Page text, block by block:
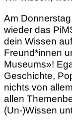
Am
wieder das
dein Wissen
Freund*innen
Museums»!
Geschichte,
nichts von
allen
(Un-)Wissen